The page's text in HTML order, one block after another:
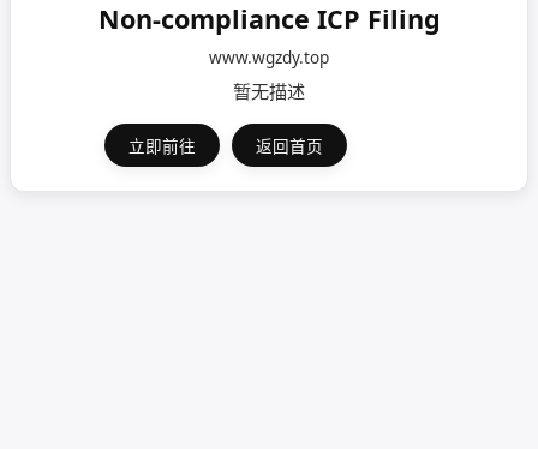
Non-compliance ICP Filing
www.wgzdy.top
暂无描述
立即前往 返回首页